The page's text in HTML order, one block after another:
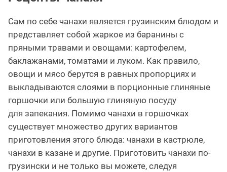
Сам по себе чанахи является грузинским блюдом и
представляет собой жаркое из баранины с
пряными травами и овощами: картофелем,
баклажанами, томатами и луком. Как правило,
овощи и мясо берутся в равных пропорциях и
выкладываются слоями в порционные глиняные
горшочки или большую глиняную посуду
для запекания. Помимо чанахи в горшочках
существует множество других вариантов
приготовления этого блюда: чанахи в кастрюле,
чанахи в казане и другие. Приготовить чанахи по-
грузински и не только вы можете, следуя